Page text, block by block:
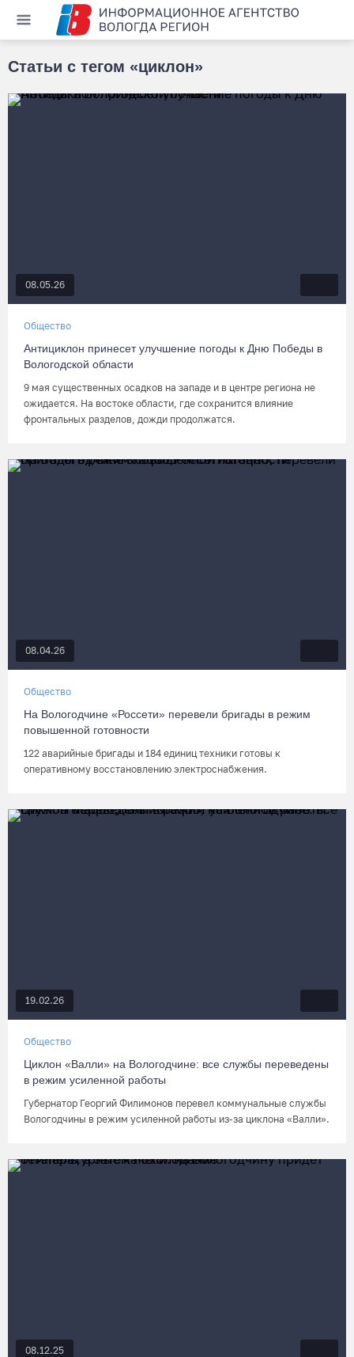
Статьи с тегом «циклон»
08.05.26
Общество
Антициклон принесет улучшение погоды к Дню Победы в
Вологодской области
9 мая существенных осадков на западе и в центре региона не
ожидается. На востоке области, где сохранится влияние
фронтальных разделов, дожди продолжатся.
08.04.26
Общество
На Вологодчине «Россети» перевели бригады в режим
повышенной готовности
122 аварийные бригады и 184 единиц техники готовы к
оперативному восстановлению электроснабжения.
19.02.26
Общество
Циклон «Валли» на Вологодчине: все службы переведены
в режим усиленной работы
Губернатор Георгий Филимонов перевел коммунальные службы
Вологодчины в режим усиленной работы из-за циклона «Валли».
08.12.25